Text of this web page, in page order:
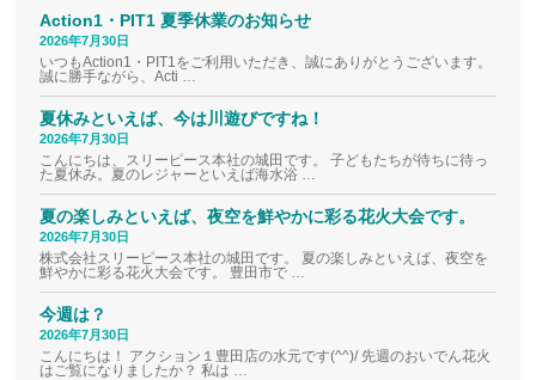
Action1・PIT1 夏季休業のお知らせ
2026年7月30日
いつもAction1・PIT1をご利用いただき、誠にありがとうございます。
誠に勝手ながら、Acti …
夏休みといえば、今は川遊びですね！
2026年7月30日
こんにちは、スリーピース本社の城田です。 子どもたちが待ちに待っ
た夏休み。夏のレジャーといえば海水浴 …
夏の楽しみといえば、夜空を鮮やかに彩る花火大会です。
2026年7月30日
株式会社スリーピース本社の城田です。 夏の楽しみといえば、夜空を
鮮やかに彩る花火大会です。 豊田市で …
今週は？
2026年7月30日
こんにちは！ アクション１豊田店の水元です(^^)/ 先週のおいでん花火
はご覧になりましたか？ 私は …